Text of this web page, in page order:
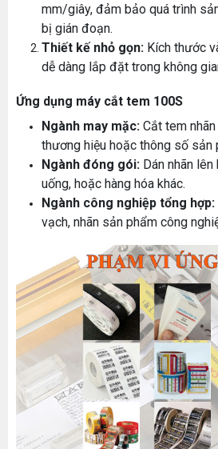
mm/giây, đảm bảo quá trình
bị gián đoạn.
Thiết kế nhỏ gọn: Kích thước
dễ dàng lắp đặt trong không
Ứng dụng máy cắt tem 100S
Ngành may mặc: Cắt tem
thương hiệu hoặc thông số sản
Ngành đóng gói: Dán nhãn
uống, hoặc hàng hóa khác.
Ngành công nghiệp tổng hợp:
vạch, nhãn sản phẩm công